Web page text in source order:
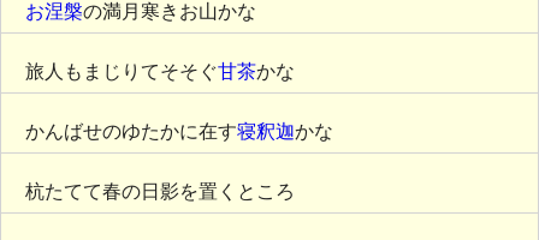
お涅槃の満月寒きお山かな
旅人もまじりてそそぐ甘茶かな
かんばせのゆたかに在す寝釈迦かな
杭たてて春の日影を置くところ